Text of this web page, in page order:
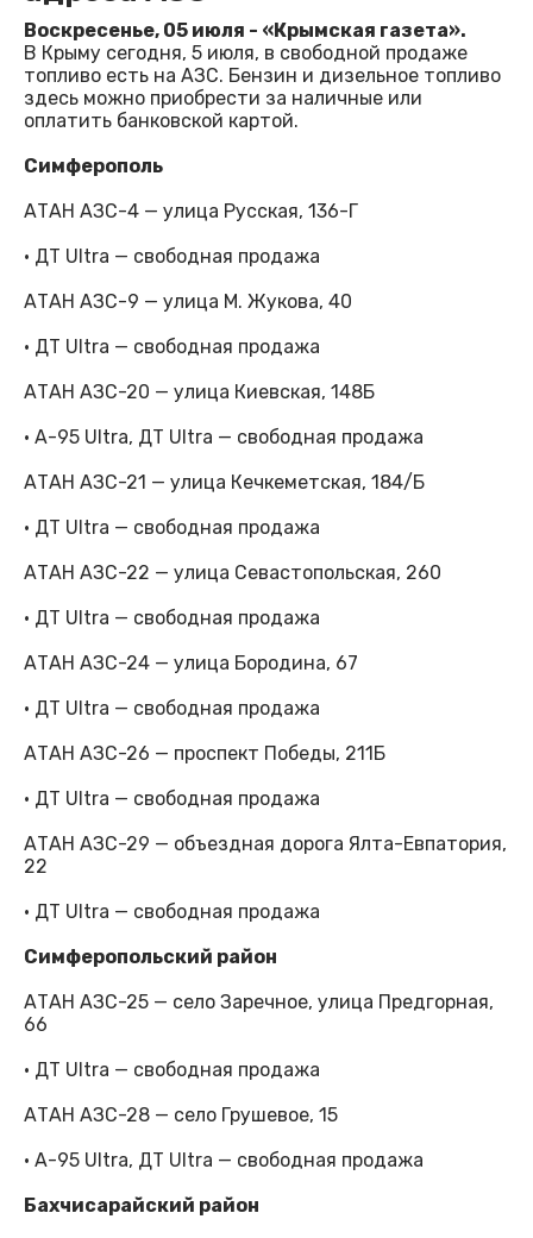
Воскресенье, 05 июля - «Крымская газета».
В Крыму сегодня, 5 июля, в свободной продаже
топливо есть на АЗС. Бензин и дизельное топливо
здесь можно приобрести за наличные или
оплатить банковской картой.
Симферополь
АТАН АЗС-4 — улица Русская, 136-Г
· ДТ Ultra — свободная продажа
АТАН АЗС-9 — улица М. Жукова, 40
· ДТ Ultra — свободная продажа
АТАН АЗС-20 — улица Киевская, 148Б
· А-95 Ultra, ДТ Ultra — свободная продажа
АТАН АЗС-21 — улица Кечкеметская, 184/Б
· ДТ Ultra — свободная продажа
АТАН АЗС-22 — улица Севастопольская, 260
· ДТ Ultra — свободная продажа
АТАН АЗС-24 — улица Бородина, 67
· ДТ Ultra — свободная продажа
АТАН АЗС-26 — проспект Победы, 211Б
· ДТ Ultra — свободная продажа
АТАН АЗС-29 — объездная дорога Ялта-Евпатория,
22
· ДТ Ultra — свободная продажа
Симферопольский район
АТАН АЗС-25 — село Заречное, улица Предгорная,
66
· ДТ Ultra — свободная продажа
АТАН АЗС-28 — село Грушевое, 15
· А-95 Ultra, ДТ Ultra — свободная продажа
Бахчисарайский район